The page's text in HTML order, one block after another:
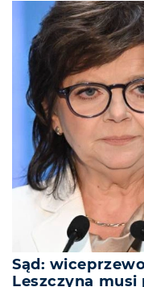
Sąd:
Leszczyna